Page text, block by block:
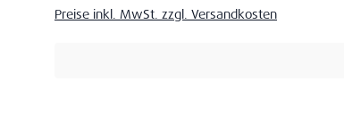
Preise inkl. MwSt. zzgl. Versandkosten